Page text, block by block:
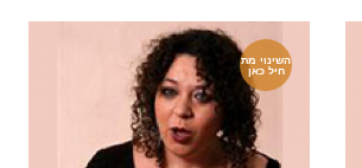
השינוי מת
חיל כאן